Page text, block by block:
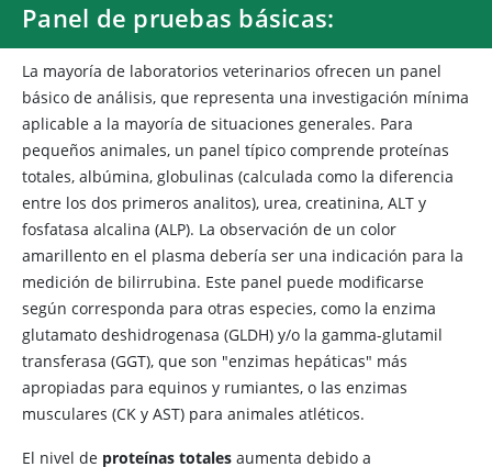
Panel de pruebas básicas:
La mayoría de laboratorios veterinarios ofrecen un panel
básico de análisis, que representa una investigación mínima
aplicable a la mayoría de situaciones generales. Para
pequeños animales, un panel típico comprende proteínas
totales, albúmina, globulinas (calculada como la diferencia
entre los dos primeros analitos), urea, creatinina, ALT y
fosfatasa alcalina (ALP). La observación de un color
amarillento en el plasma debería ser una indicación para la
medición de bilirrubina. Este panel puede modificarse
según corresponda para otras especies, como la enzima
glutamato deshidrogenasa (GLDH) y/o la gamma-glutamil
transferasa (GGT), que son "enzimas hepáticas" más
apropiadas para equinos y rumiantes, o las enzimas
musculares (CK y AST) para animales atléticos.
El nivel de proteínas totales aumenta debido a